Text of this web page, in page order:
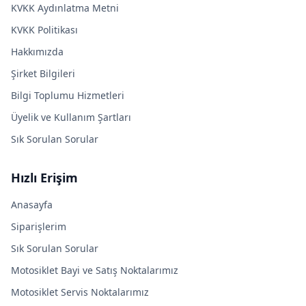
KVKK Aydınlatma Metni
KVKK Politikası
Hakkımızda
Şirket Bilgileri
Bilgi Toplumu Hizmetleri
Üyelik ve Kullanım Şartları
Sık Sorulan Sorular
Hızlı Erişim
Anasayfa
Siparişlerim
Sık Sorulan Sorular
Motosiklet Bayi ve Satış Noktalarımız
Motosiklet Servis Noktalarımız